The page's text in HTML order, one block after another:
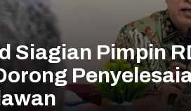
Siagian Pimpin